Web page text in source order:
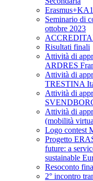
Seminario di
ottobre 2023
Risultati finali
Attività di
ARDRES
Attività di
TRESTINA
Attività di
Attività di
(mobilità
Logo contest
Progetto
future: a
sustainable
Resoconto
2° incontro